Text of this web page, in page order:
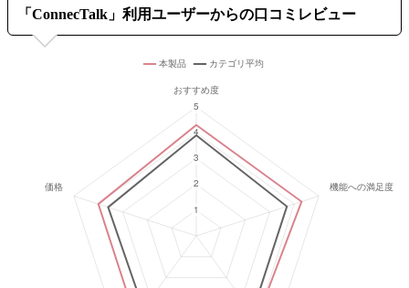
「 ConnecTalk 」利用ユーザーからの口コミレビュー